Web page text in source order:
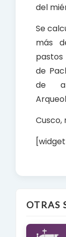
del
Se
más
de
de
Cusco,
OTRAS